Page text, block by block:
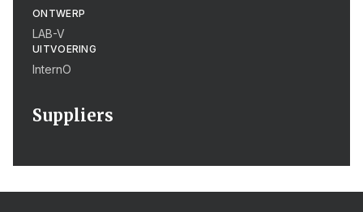
ONTWERP
LAB-V
UITVOERING
InternO
Suppliers